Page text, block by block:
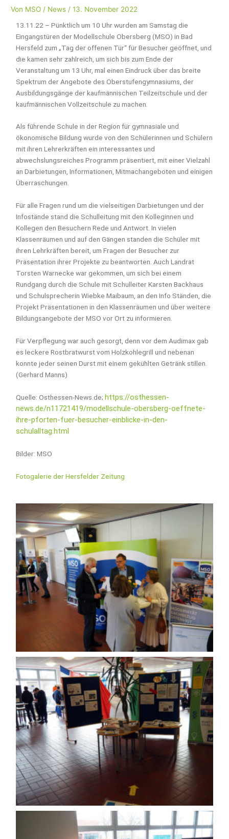
Von MSO / News /13. November 2022
13.11.22 – Pünktlich um 10 Uhr wurden am Samstag die
Eingangstüren der Modellschule Obersberg (MSO) in Bad
Hersfeld zum „Tag der offenen Tür“ für Besucher geöffnet, und
die kamen sehr zahlreich, um sich bis zum Ende der
Veranstaltung um 13 Uhr, mal einen Eindruck über das breite
Spektrum der Angebote des Oberstufengymnasiums, der
Ausbildungsgänge der kaufmännischen Teilzeitschule und der
kaufmännischen Vollzeitschule zu machen.
Als führende Schule in der Region für gymnasiale und
ökonomische Bildung wurde von den Schülerinnen und Schülern
mit ihren Lehrerkräften ein interessantes und
abwechslungsreiches Programm präsentiert, mit einer Vielzahl
an Darbietungen, Informationen, Mitmachangeboten und einigen
Überraschungen.
Für alle Fragen rund um die vielseitigen Darbietungen und der
Infostände stand die Schulleitung mit den Kolleginnen und
Kollegen den Besuchern Rede und Antwort. In vielen
Klassenräumen und auf den Gängen standen die Schüler mit
ihren Lehrkräften bereit, um Fragen der Besucher zur
Präsentation ihrer Projekte zu beantworten. Auch Landrat
Torsten Warnecke war gekommen, um sich bei einem
Rundgang durch die Schule mit Schulleiter Karsten Backhaus
und Schulsprecherin Wiebke Maibaum, an den Info Ständen, die
Projekt Präsentationen in den Klassenräumen und über weitere
Bildungsangebote der MSO vor Ort zu informieren.
Für Verpflegung war auch gesorgt, denn vor dem Audimax gab
es leckere Rostbratwurst vom Holzkohlegrill und nebenan
konnte jeder seinen Durst mit einem gekühlten Getränk stillen.
(Gerhard Manns)
Quelle: Osthessen-News.de; https://osthessen-
news.de/n11721419/modellschule-obersberg-oeffnete-
ihre-pforten-fuer-besucher-einblicke-in-den-
schulalltag.html
Bilder: MSO
Fotogalerie der Hersfelder Zeitung